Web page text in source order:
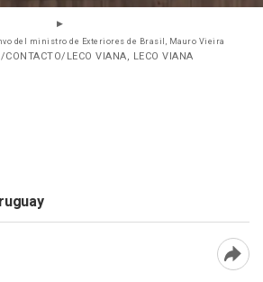
del ministro de Exteriores de Brasil, Mauro Vieira
CONTACTO/LECO VIANA, LECO VIANA